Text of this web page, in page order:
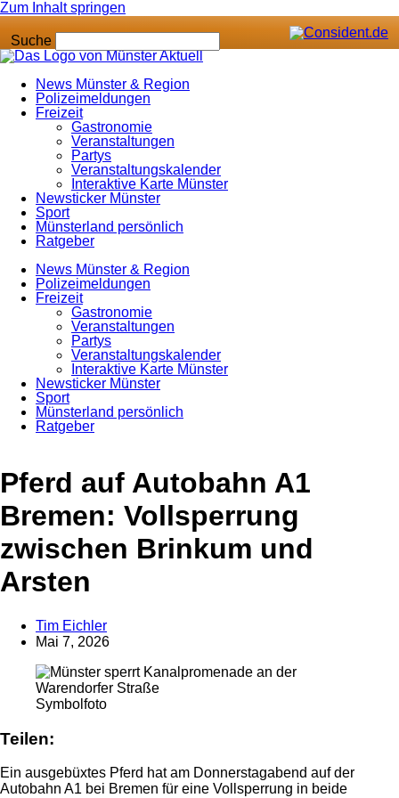
Zum Inhalt springen
Suche
News Münster & Region
Polizeimeldungen
Freizeit
Gastronomie
Veranstaltungen
Partys
Veranstaltungskalender
Interaktive Karte Münster
Newsticker Münster
Sport
Münsterland persönlich
Ratgeber
News Münster & Region
Polizeimeldungen
Freizeit
Gastronomie
Veranstaltungen
Partys
Veranstaltungskalender
Interaktive Karte Münster
Newsticker Münster
Sport
Münsterland persönlich
Ratgeber
Anzeige
Pferd auf Autobahn A1
Bremen: Vollsperrung
zwischen Brinkum und
Arsten
Tim Eichler
Mai 7, 2026
Symbolfoto
Teilen:
Ein ausgebüxtes Pferd hat am Donnerstagabend auf der
Autobahn A1 bei Bremen für eine Vollsperrung in beide